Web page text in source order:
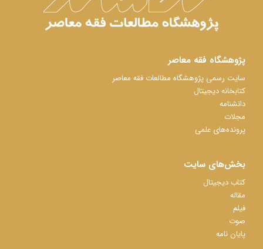
پژوهشگاه فقه معاصر
سایت رسمی پژوهشگاه مطالعات فقه معاصر
کتابخانه دیجیتال
دانشنامه
مجلات
پرونده‌های علمی
بخش‌های سایت
کتاب دیجیتال
مقاله
فیلم
صوت
پایان نامه